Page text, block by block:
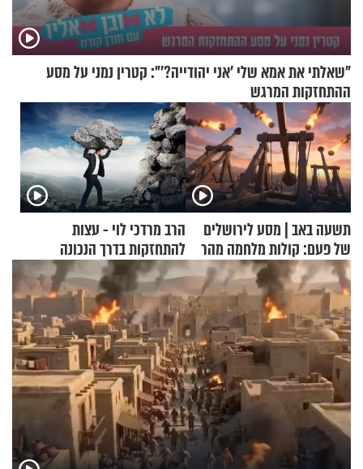
"שאלתי את אמא שלי 'אני יהודייה?'": קטרין נמני על מסע
ההתחזקות המרגש
תשעה באב | מסע לירושלים
של פעם: קולות מלחמה מהר
הזיתים
הרב מרדכי לוי - עצות
להתחזקות בדרך הנכונה